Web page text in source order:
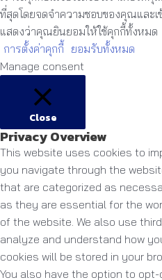
ที่สุดโดยจดจำความชอบของคุณและ
แสดงว่าคุณยินยอมให้ใช้คุกกี้ทั้งหมด
การตั้งค่าคุกกี้ ยอมรับทั้งหมด
Manage consent
Close
Privacy Overview
This website uses cookies to
you navigate through the
that are categorized as
as they are essential for the
of the website. We also use
analyze and understand how
cookies will be stored in your
You also have the option to